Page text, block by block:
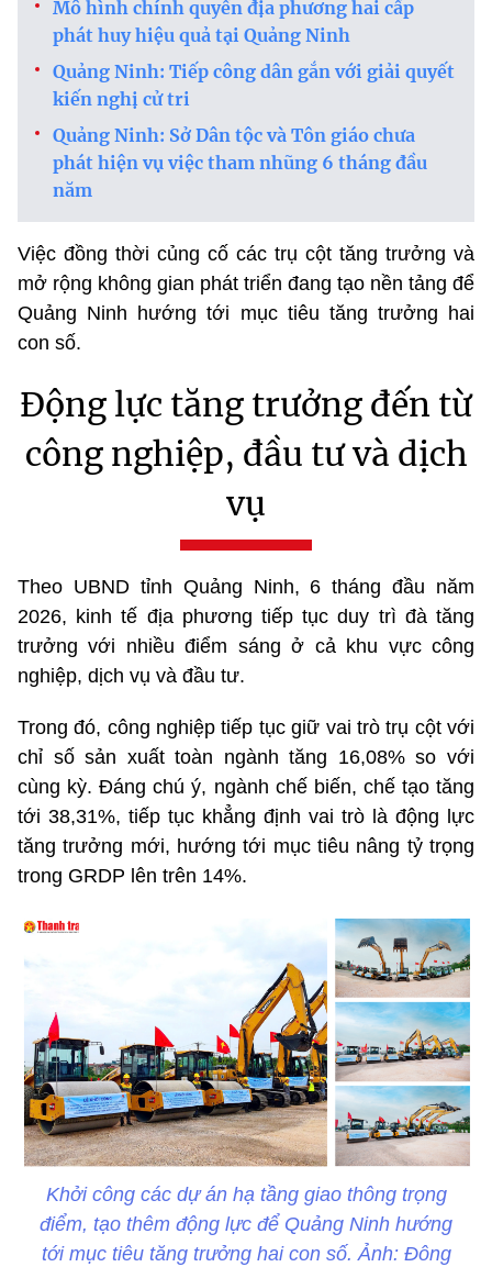
Mô hình chính quyền địa phương hai cấp
phát huy hiệu quả tại Quảng Ninh
Quảng Ninh: Tiếp công dân gắn với giải quyết
kiến nghị cử tri
Quảng Ninh: Sở Dân tộc và Tôn giáo chưa
phát hiện vụ việc tham nhũng 6 tháng đầu
năm
Việc đồng thời củng cố các trụ cột tăng trưởng và
mở rộng không gian phát triển đang tạo nền tảng để
Quảng Ninh hướng tới mục tiêu tăng trưởng hai
con số.
Động lực tăng trưởng đến từ
công nghiệp, đầu tư và dịch
vụ
Theo UBND tỉnh Quảng Ninh, 6 tháng đầu năm
2026, kinh tế địa phương tiếp tục duy trì đà tăng
trưởng với nhiều điểm sáng ở cả khu vực công
nghiệp, dịch vụ và đầu tư.
Trong đó, công nghiệp tiếp tục giữ vai trò trụ cột với
chỉ số sản xuất toàn ngành tăng 16,08% so với
cùng kỳ. Đáng chú ý, ngành chế biến, chế tạo tăng
tới 38,31%, tiếp tục khẳng định vai trò là động lực
tăng trưởng mới, hướng tới mục tiêu nâng tỷ trọng
trong GRDP lên trên 14%.
Khởi công các dự án hạ tầng giao thông trọng
điểm, tạo thêm động lực để Quảng Ninh hướng
tới mục tiêu tăng trưởng hai con số. Ảnh: Đông